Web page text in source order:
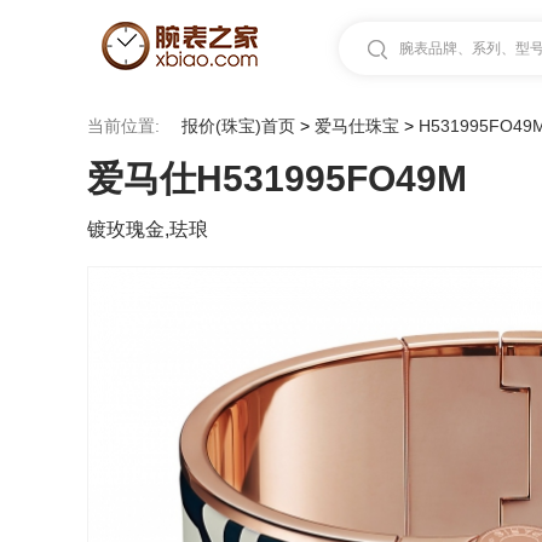
腕表品牌、系列、型
当前位置: 报价(珠宝)首页 > 爱马仕珠宝 >
爱马仕H531995FO49M
镀玫瑰金,珐琅